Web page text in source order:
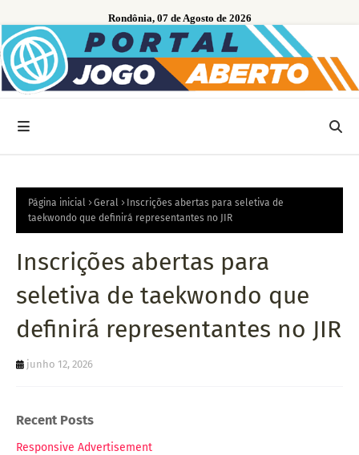
Rondônia, 07 de Agosto de 2026
Página inicial Geral
Inscrições abertas para seletiva de
taekwondo que definirá representantes no JIR
Inscrições abertas para
seletiva de taekwondo que
definirá representantes no JIR
junho 12, 2026
Recent Posts
Responsive Advertisement